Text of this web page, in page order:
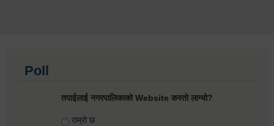
Poll
तपाईलाई नगरपालिकाको Website कस्तो लाग्यो?
Choices
राम्रो छ